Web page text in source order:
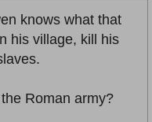
knows what that
his village, kill his
Roman army?